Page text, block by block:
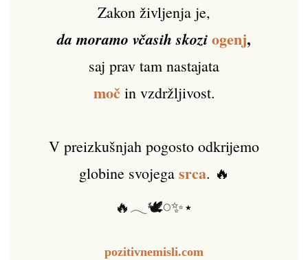
Zakon življenja je,
da moramo včasih skoziogenj,
saj prav tam nastajata
močin vzdržljivost.
V preizkušnjah pogosto odkrijemo
globine svojega srca. 🔥
🔥𓂃🕊️𓏸✨⋆
pozitivnemisli.com